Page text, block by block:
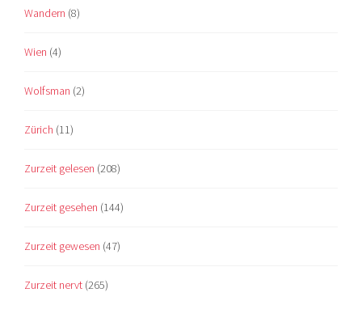
Wandern (8)
Wien (4)
Wolfsman (2)
Zürich (11)
Zurzeit gelesen (208)
Zurzeit gesehen (144)
Zurzeit gewesen (47)
Zurzeit nervt (265)